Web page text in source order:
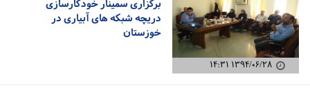
۱۳۹۴/۰۶/۲۸ ۱۴:۳۱
برگزاری سمینار خودکارسازی
دریچه شبکه های آبیاری در
خوزستان